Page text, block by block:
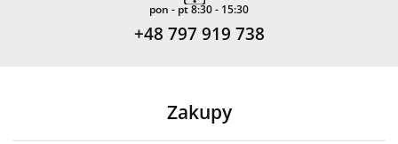
pon - pt 8:30 - 15:30
+48 797 919 738
Zakupy